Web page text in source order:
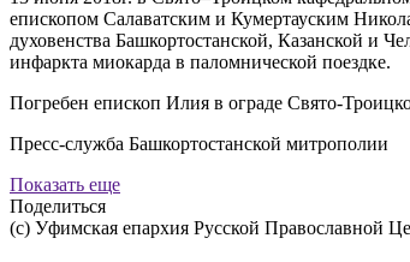
епископом Салаватским и Кумертауским
духовенства Башкортостанской, Казанской и
инфаркта миокарда в паломнической поездке.
Погребен епископ Илия в ограде Свято-
Пресс-служба Башкортостанской митрополии
Показать еще
Поделиться
(с) Уфимская епархия Русской Православной